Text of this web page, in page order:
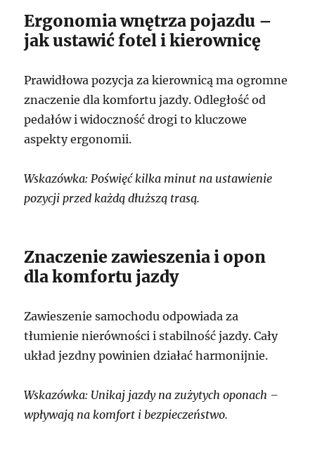
Ergonomia wnętrza pojazdu –
jak ustawić fotel i kierownicę
Prawidłowa pozycja za kierownicą ma ogromne
znaczenie dla komfortu jazdy. Odległość od
pedałów i widoczność drogi to kluczowe
aspekty ergonomii.
Wskazówka: Poświęć kilka minut na ustawienie
pozycji przed każdą dłuższą trasą.
Znaczenie zawieszenia i opon
dla komfortu jazdy
Zawieszenie samochodu odpowiada za
tłumienie nierówności i stabilność jazdy. Cały
układ jezdny powinien działać harmonijnie.
Wskazówka: Unikaj jazdy na zużytych oponach –
wpływają na komfort i bezpieczeństwo.